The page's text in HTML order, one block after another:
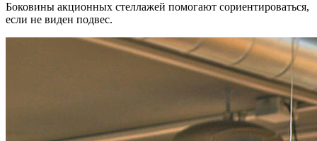
Боковины акционных стеллажей помогают сориентироваться,
если не виден подвес.